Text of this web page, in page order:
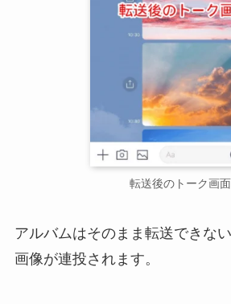
転送後のトーク画面
アルバムはそのまま転送できな
画像が連投されます。